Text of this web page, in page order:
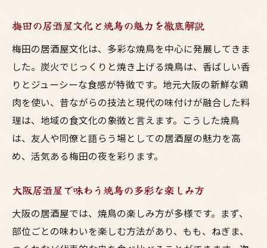
梅田の居酒屋文化と焼鳥の魅力を徹底解説
梅田の居酒屋文化は、多彩な焼鳥を中心に発展してきま
した。炭火でじっくりと焼き上げる焼鳥は、香ばしい香
りとジューシーな食感が特徴です。地元大阪の新鮮な鶏
肉を使い、昔ながらの技法と現代の味付けが融合した料
理は、地域の食文化の象徴と言えます。こうした焼鳥
は、友人や同僚と語らう場としての居酒屋の魅力を高
め、活気ある梅田の夜を彩ります。
大阪居酒屋で味わう焼鳥の多彩な楽しみ方
大阪の居酒屋では、焼鳥の楽しみ方が多様です。まず、
部位ごとの味わいを楽しむ方法があり、もも、ねぎま、